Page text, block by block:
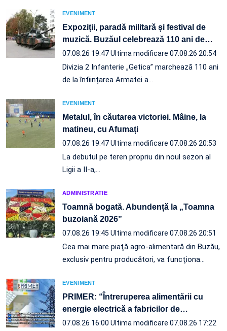
EVENIMENT
Expoziții, paradă militară și festival de
muzică. Buzăul celebrează 110 ani de…
07.08.26 19:47Ultima modificare 07.08.26 20:54
Divizia 2 Infanterie „Getica” marchează 110 ani
de la înființarea Armatei a…
EVENIMENT
Metalul, în căutarea victoriei. Mâine, la
matineu, cu Afumați
07.08.26 19:47Ultima modificare 07.08.26 20:53
La debutul pe teren propriu din noul sezon al
Ligii a II-a,…
ADMINISTRATIE
Toamnă bogată. Abundență la „Toamna
buzoiană 2026”
07.08.26 19:45 Ultima modificare 07.08.26 20:51
Cea mai mare piaţă agro-alimentară din Buzău,
exclusiv pentru producători, va funcţiona…
EVENIMENT
PRIMER: “Întreruperea alimentării cu
energie electrică a fabricilor de…
07.08.26 16:00 Ultima modificare 07.08.26 17:22